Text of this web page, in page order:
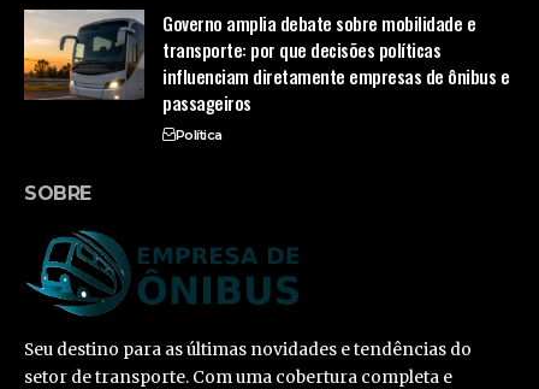
Governo amplia debate sobre mobilidade e
transporte: por que decisões políticas
influenciam diretamente empresas de ônibus e
passageiros
Política
SOBRE
Seu destino para as últimas novidades e tendências do
setor de transporte. Com uma cobertura completa e